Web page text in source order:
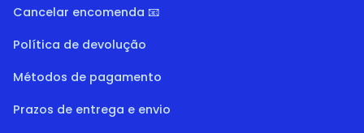
Cancelar encomenda 📧
Política de devolução
Métodos de pagamento
Prazos de entrega e envio